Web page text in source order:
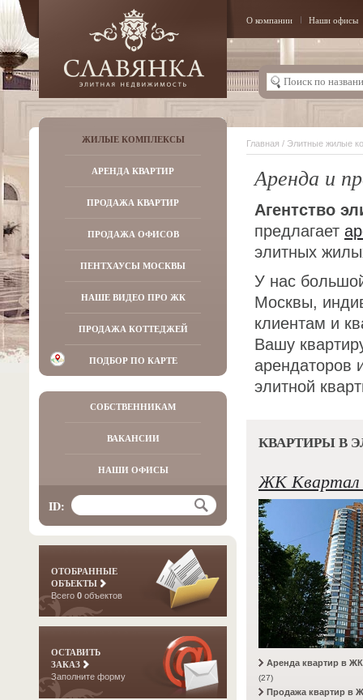
О компании Наши офисы
ЖИЛЫЕ КОМПЛЕКСЫ
АРЕНДА КВАРТИР
ПРОДАЖА КВАРТИР
ПРОДАЖА ОФИСОВ
ПЕНТХАУСЫ МОСКВЫ
НАШЕ ВИДЕО ПРО ЖК
ПРОДАЖА КОТТЕДЖЕЙ
ПОДБОР ПО КАРТЕ
СОБСТВЕННИКАМ
ВАКАНСИИ
НАШИ ОФИСЫ
ID:
ОТОБРАННЫЕ
ОБЪЕКТЫ
Всего 0 объектов
ОСТАВИТЬ
ЗАКАЗ
Заполните форму
Главная / Элитные жилые
Аренда и
Агентство
предлагает
элитных
У нас
Москвы,
клиентам и
Вашу
арендаторов
элитной
КВАРТИРЫ В
ЖК Квартал
Аренда квартир в
(27)
Продажа квартир в